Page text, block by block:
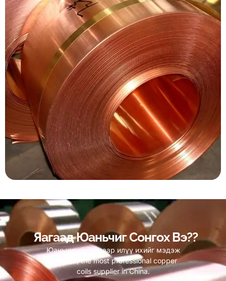
Яагаад Юаньчиг Сонгох Вэ??
Юаньчигийн талаар илүү ихийг мэдэж
авцгаая,the most professional copper
coils supplier in China.